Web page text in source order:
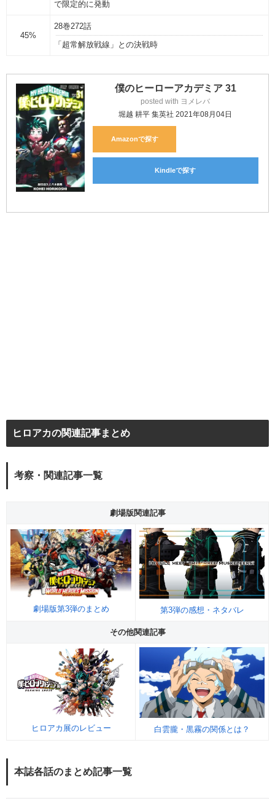
で限定的に発動
45%
28巻272話
「超常解放戦線」との決戦時
僕のヒーローアカデミア 31
posted with ヨメレバ
堀越 耕平 集英社 2021年08月04日
Amazon
Kindle
ヒロアカの関連記事まとめ
考察・関連記事一覧
劇場版関連記事
劇場版第3弾のまとめ 第3弾の感想・ネタバレ
その他関連記事
ヒロアカ展のレビュー 白雲朧・黒霧の関係とは？
本誌各話のまとめ記事一覧